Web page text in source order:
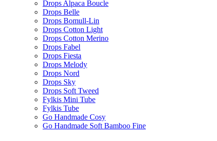
Drops Alpaca Boucle
Drops Belle
Drops Bomull-Lin
Drops Cotton Light
Drops Cotton Merino
Drops Fabel
Drops Fiesta
Drops Melody
Drops Nord
Drops Sky
Drops Soft Tweed
Fylkis Mini Tube
Fylkis Tube
Go Handmade Cosy
Go Handmade Soft Bamboo Fine